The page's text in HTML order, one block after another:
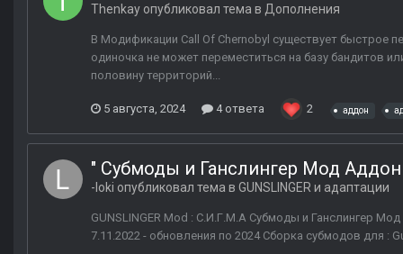
Thenkay опубликовал тема в Дополнения
В Модификации Call Of Chernobyl существует быстрое
одиночка не может переместиться на базу бандитов
половину территорий...
5 августа, 2024 4 ответа 2 аддон
" Субмоды и Ганслингер Мод
-loki опубликовал тема в GUNSLINGER и адаптации
GUNSLINGER Mod : С.И.Г.М.А Субмоды и Ганслингер
7.11.2022 - обновления по 2024 Сборка субмодов для :